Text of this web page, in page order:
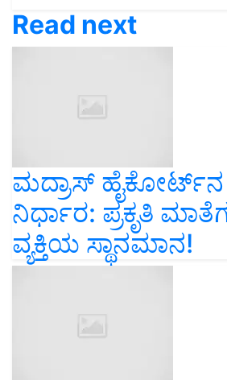
Read next
ಮದ್ರಾಸ್
ನಿರ್ಧಾರ: ಪ್ರಕೃತಿ
ವ್ಯಕ್ತಿಯ ಸ್ಥಾನಮಾನ!